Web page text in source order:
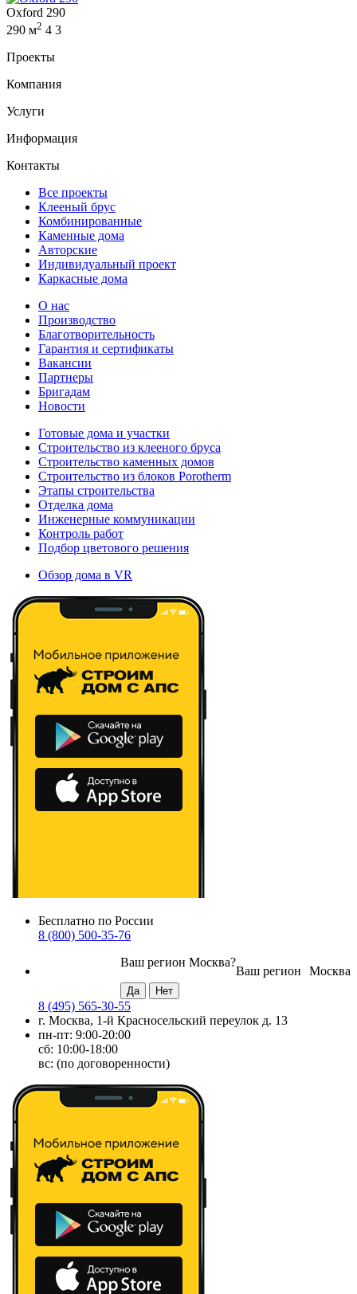
Oxford 290
290 м2 4 3
Проекты
Компания
Услуги
Информация
Контакты
Все проекты
Клееный брус
Комбинированные
Каменные дома
Авторские
Индивидуальный проект
Каркасные дома
О нас
Производство
Благотворительность
Гарантия и сертификаты
Вакансии
Партнеры
Бригадам
Новости
Готовые дома и участки
Строительство из клееного бруса
Строительство каменных домов
Строительство из блоков Porotherm
Этапы строительства
Отделка дома
Инженерные коммуникации
Контроль работ
Подбор цветового решения
Обзор дома в VR
Бесплатно по России
8 (800) 500-35-76
Москва
Ваш регион
Ваш регион Москва?
8 (495) 565-30-55
г. Москва, 1-й Красносельский переулок д. 13
пн-пт: 9:00-20:00
сб: 10:00-18:00
вс: (по договоренности)